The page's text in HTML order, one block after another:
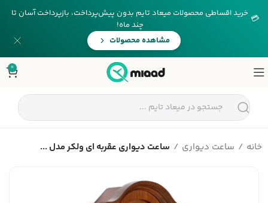
💳 خرید اقساطی محصولات میعاد تایم بدون پیش‌پرداخت، بازپرداخت آسان تا
چند ماه!
مشاهده محصولات
0
خانه ساعت دیواری ساعت دیواری عقربه ای ولکر مدل ...